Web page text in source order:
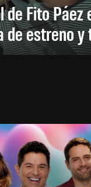
de Fito
de estreno